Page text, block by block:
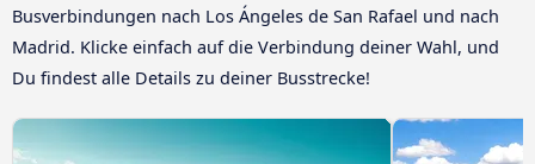
Busverbindungen nach Los Ángeles de San Rafael und nach
Madrid. Klicke einfach auf die Verbindung deiner Wahl, und
Du findest alle Details zu deiner Busstrecke!